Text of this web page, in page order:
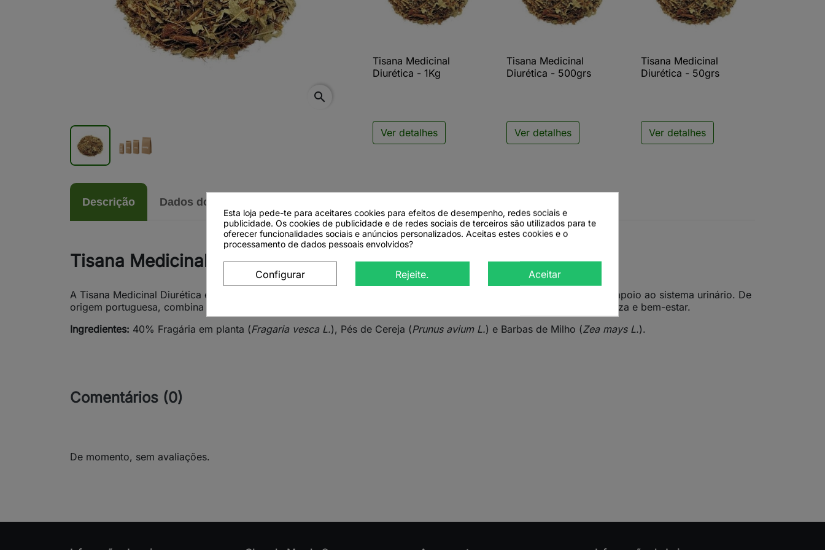
search
 Vista rápida
Tisana Medicinal
Diurética - 1Kg
Ver detalhes
 Vista rápida
Tisana Medicinal
Diurética - 500grs
Ver detalhes
 Vista rápida
Tisana Medicinal
Diurética - 50grs
Ver detalhes
Descrição Dados do produto
Tisana Medicinal Diurética
A Tisana Medicinal Diurética é uma infusão natural desenvolvida para ajudar no combate à retenção de líquidos e no apoio ao sistema urinário. De
origem portuguesa, combina plantas tradicionais com propriedades depurativas e antioxidantes, proporcionando leveza e bem-estar.
Ingredientes: 40% Fragária em planta (Fragaria vesca L.), Pés de Cereja (Prunus avium L.) e Barbas de Milho (Zea mays L.).
Comentários (0)
De momento, sem avaliações.
Esta loja pede-te para aceitares cookies para efeitos de desempenho, redes sociais e
publicidade. Os cookies de publicidade e de redes sociais de terceiros são utilizados para te
oferecer funcionalidades sociais e anúncios personalizados. Aceitas estes cookies e o
processamento de dados pessoais envolvidos?
Configurar Rejeite. Aceitar